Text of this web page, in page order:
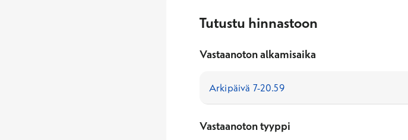
Tutustu hinnastoon
Vastaanoton alkamisaika
Vastaanoton tyyppi